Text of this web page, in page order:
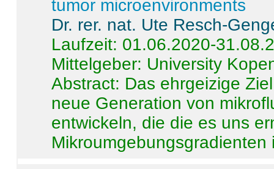
tumor microenvironments
Dr. rer. nat. Ute Resch-
Laufzeit: 01.06.2020-
Mittelgeber: University
Abstract: Das ehrgeizige
neue Generation von
entwickeln, die die es uns
Mikroumgebungsgradienten